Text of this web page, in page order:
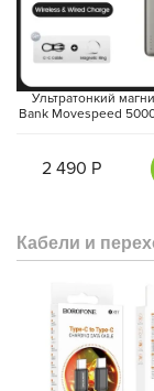
Ультратонкий
Bank Movespeed
2 490 Р
Кабели и